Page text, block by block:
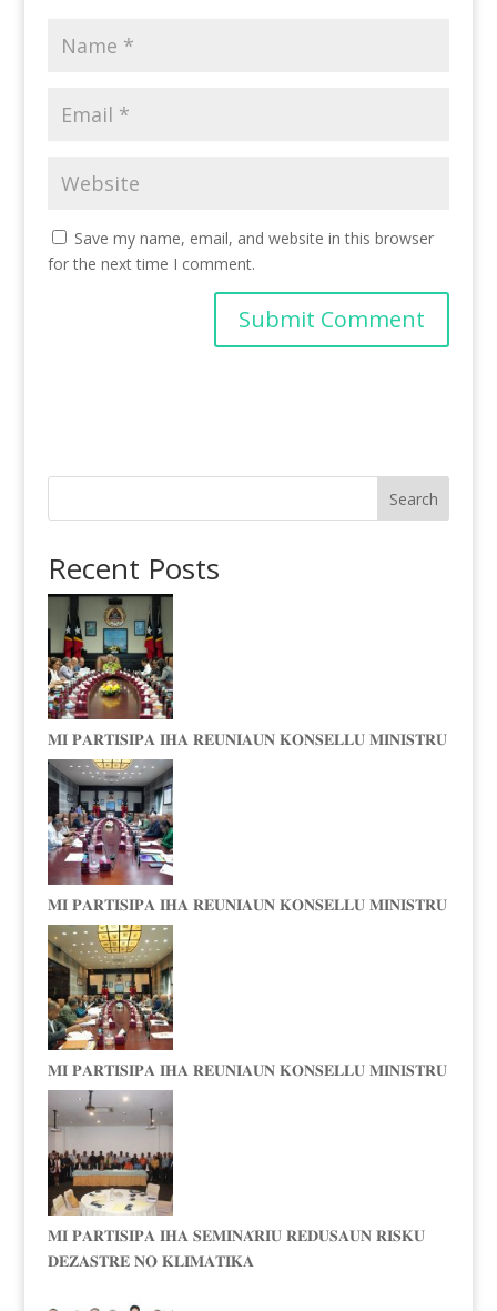
Save my name, email, and website in this browser
for the next time I comment.
Search
Recent Posts
𝐌𝐈 𝐏𝐀𝐑𝐓𝐈𝐒𝐈𝐏𝐀 𝐈𝐇𝐀 𝐑𝐄𝐔𝐍𝐈𝐀𝐔𝐍 𝐊𝐎𝐍𝐒𝐄𝐋𝐋𝐔 𝐌𝐈𝐍𝐈𝐒𝐓𝐑𝐔
𝐌𝐈 𝐏𝐀𝐑𝐓𝐈𝐒𝐈𝐏𝐀 𝐈𝐇𝐀 𝐑𝐄𝐔𝐍𝐈𝐀𝐔𝐍 𝐊𝐎𝐍𝐒𝐄𝐋𝐋𝐔 𝐌𝐈𝐍𝐈𝐒𝐓𝐑𝐔
𝐌𝐈 𝐏𝐀𝐑𝐓𝐈𝐒𝐈𝐏𝐀 𝐈𝐇𝐀 𝐑𝐄𝐔𝐍𝐈𝐀𝐔𝐍 𝐊𝐎𝐍𝐒𝐄𝐋𝐋𝐔 𝐌𝐈𝐍𝐈𝐒𝐓𝐑𝐔
𝐌𝐈 𝐏𝐀𝐑𝐓𝐈𝐒𝐈𝐏𝐀 𝐈𝐇𝐀 𝐒𝐄𝐌𝐈𝐍𝐀́𝐑𝐈𝐔 𝐑𝐄𝐃𝐔𝐒𝐀𝐔𝐍 𝐑𝐈𝐒𝐊𝐔
𝐃𝐄𝐙𝐀𝐒𝐓𝐑𝐄 𝐍𝐎 𝐊𝐋𝐈𝐌𝐀𝐓𝐈𝐊𝐀